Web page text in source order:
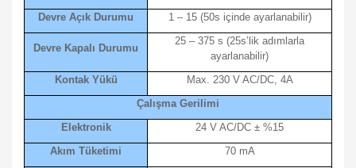
Devre Açık Durumu
1 – 15 (50s içinde ayarlanabilir)
Devre Kapalı Durumu
25 – 375 s (25s’lik adımlarla
ayarlanabilir)
Kontak Yükü
Max. 230 V AC/DC, 4A
Çalışma Gerilimi
Elektronik
24 V AC/DC ± %15
Akım Tüketimi
70 mA